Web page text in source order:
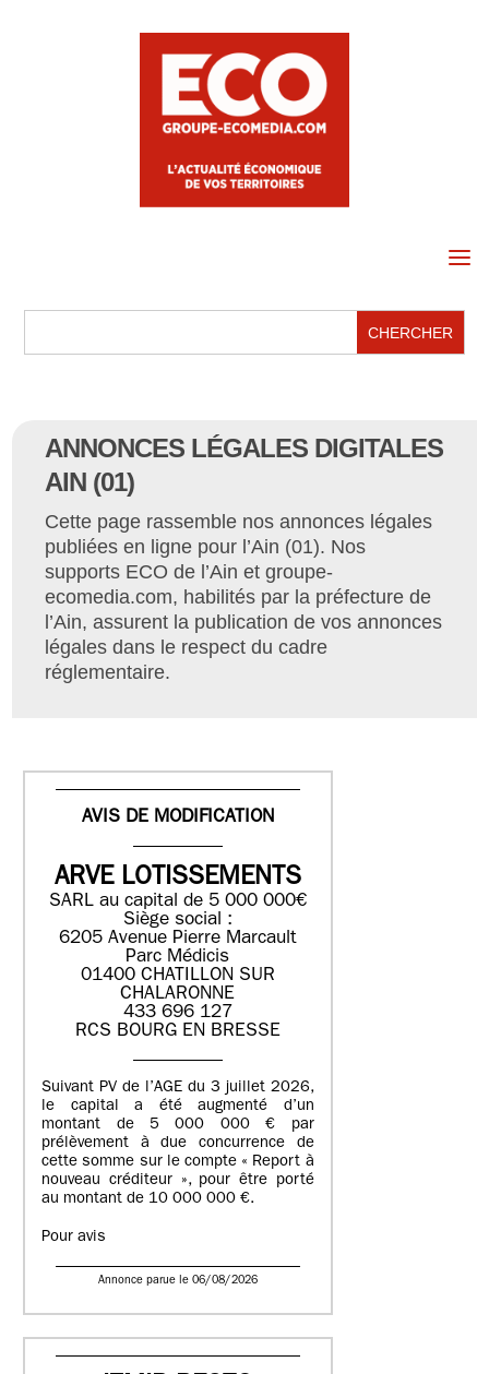
a
ANNONCES LÉGALES DIGITALES
AIN (01)
Cette page rassemble nos annonces légales
publiées en ligne pour l’Ain (01). Nos
supports ECO de l’Ain et groupe-
ecomedia.com, habilités par la préfecture de
l’Ain, assurent la publication de vos annonces
légales dans le respect du cadre
réglementaire.
AVIS DE MODIFICATION
ARVE LOTISSEMENTS
SARL au capital de 5 000 000€
Siège social :
6205 Avenue Pierre Marcault
Parc Médicis
01400 CHATILLON SUR
CHALARONNE
433 696 127
RCS BOURG EN BRESSE
Suivant PV de l’AGE du 3 juillet 2026,
le capital a été augmenté d’un
montant de 5 000 000 € par
prélèvement à due concurrence de
cette somme sur le compte « Report à
nouveau créditeur », pour être porté
au montant de 10 000 000 €.
Pour avis
Annonce parue le 06/08/2026